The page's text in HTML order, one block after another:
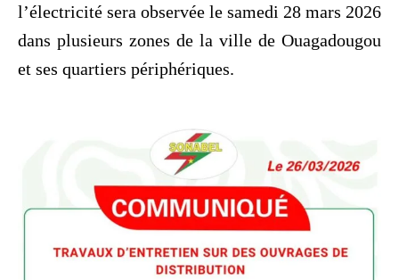
l’électricité sera observée le samedi 28 mars 2026
dans plusieurs zones de la ville de Ouagadougou
et ses quartiers périphériques.